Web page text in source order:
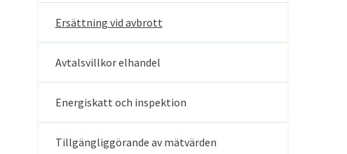
Ersättning vid avbrott
Avtalsvillkor elhandel
Energiskatt och inspektion
Tillgängliggörande av mätvärden